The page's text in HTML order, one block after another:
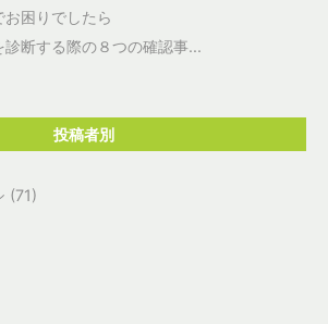
お困りでしたら
診断する際の８つの確認事...
投稿者別
(71)